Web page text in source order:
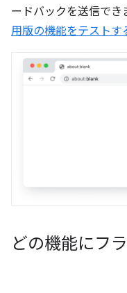
ードバックを送信でき
用版の機能をテストす
どの機能にフ